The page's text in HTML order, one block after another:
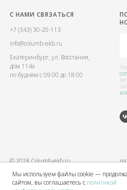
Мы используем файлы cookie —
сайтом, вы соглашаетесь с политикой
С НАМИ СВЯЗАТЬСЯ
+7 (343) 30-20-113
info@columb-ekb.ru
Екатеринбург, ул. Восстания,
дом 114а
по будням с 09:00 до 18:00
© 2018 Columb-ekb.ru